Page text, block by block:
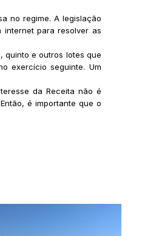
no regime. A legislação
internet para resolver as
quinto e outros lotes que
exercício seguinte. Um
da Receita não é
é importante que o